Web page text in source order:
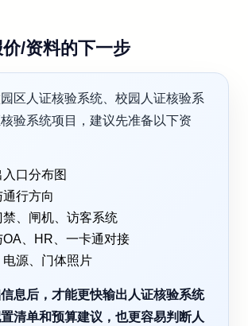
/资料的下一步
区人证核验系统、校园人证核验系
验系统项目，建议先准备以下资
口分布图
行方向
禁、闸机、访客系统
OA、HR、一卡通对接
源、门体照片
息后，才能更快输出人证核验系统
清单和预算建议，也更容易判断人